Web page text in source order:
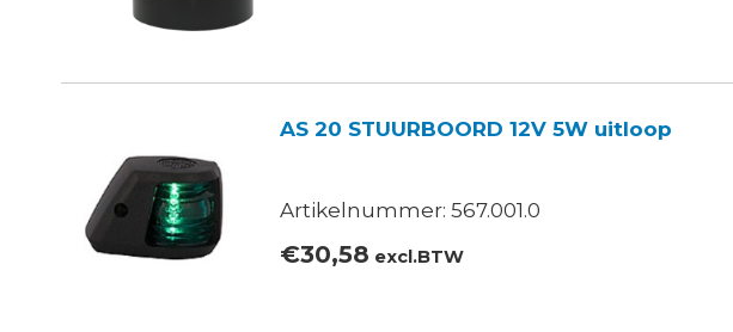
AS 20 STUURBOORD 12V 5W uitloop
Artikelnummer: 567.001.0
€30,58 excl.BTW